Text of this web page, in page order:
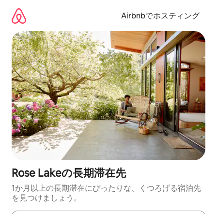
Airbnbでホスティング
Rose Lakeの長期滞在先
1か月以上の長期滞在にぴったりな、くつろげる宿泊先
を見つけましょう。